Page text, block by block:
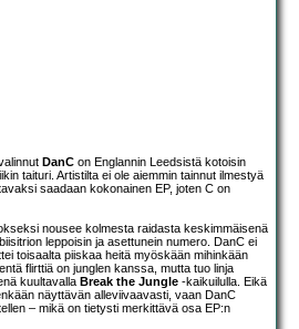
DanC on Englannin Leedsistä kotoisin
taituri. Artistilta ei ole aiemmin tainnut ilmestyä
saadaan kokonainen EP, joten C on
nousee kolmesta raidasta keskimmäisenä
biisitrion leppoisin ja asettunein numero. DanC ei
toisaalta piiskaa heitä myöskään mihinkään
flirttiä on junglen kanssa, mutta tuo linja
kuultavalla Break the Jungle -kaikuilulla. Eikä
näyttävän alleviivaavasti, vaan DanC
– mikä on tietysti merkittävä osa EP:n